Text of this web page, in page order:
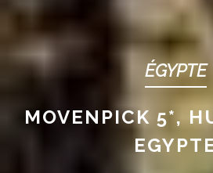
ÉGYPTE
MOVENPICK 5*,